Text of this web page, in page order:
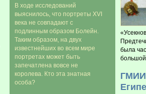
В ходе исследований
выяснилось, что портреты XVI
века не совпадают с
подлинным образом Болейн.
Таким образом, на двух
известнейших во всем мире
портретах может быть
запечатлена вовсе не
королева. Кто эта знатная
особа?
была
большой